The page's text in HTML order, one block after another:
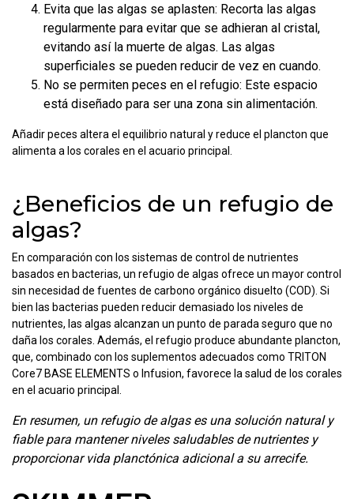
Evita que las algas se aplasten: Recorta las algas
regularmente para evitar que se adhieran al cristal,
evitando así la muerte de algas. Las algas
superficiales se pueden reducir de vez en cuando.
No se permiten peces en el refugio: Este espacio
está diseñado para ser una zona sin alimentación.
Añadir peces altera el equilibrio natural y reduce el plancton que
alimenta a los corales en el acuario principal.
¿Beneficios de un refugio de
algas?
En comparación con los sistemas de control de nutrientes
basados en bacterias, un refugio de algas ofrece un mayor control
sin necesidad de fuentes de carbono orgánico disuelto (COD). Si
bien las bacterias pueden reducir demasiado los niveles de
nutrientes, las algas alcanzan un punto de parada seguro que no
daña los corales. Además, el refugio produce abundante plancton,
que, combinado con los suplementos adecuados como TRITON
Core7 BASE ELEMENTS o Infusion, favorece la salud de los corales
en el acuario principal.
En resumen, un refugio de algas es una solución natural y
fiable para mantener niveles saludables de nutrientes y
proporcionar vida planctónica adicional a su arrecife.